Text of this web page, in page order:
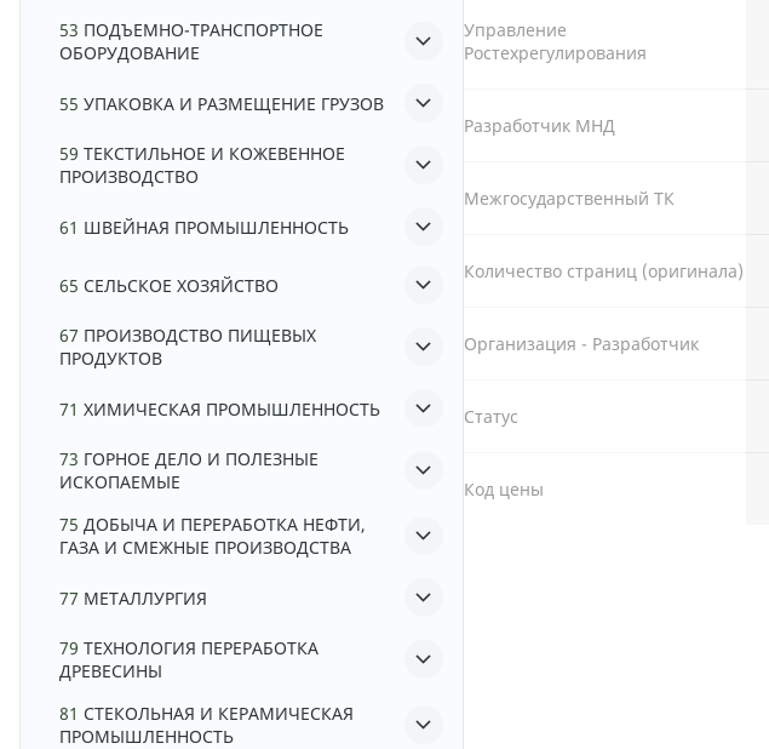
53 ПОДЪЕМНО-ТРАНСПОРТНОЕ
ОБОРУДОВАНИЕ
55 УПАКОВКА И РАЗМЕЩЕНИЕ ГРУЗОВ
59 ТЕКСТИЛЬНОЕ И КОЖЕВЕННОЕ
ПРОИЗВОДСТВО
61 ШВЕЙНАЯ ПРОМЫШЛЕННОСТЬ
65 СЕЛЬСКОЕ ХОЗЯЙСТВО
67 ПРОИЗВОДСТВО ПИЩЕВЫХ
ПРОДУКТОВ
71 ХИМИЧЕСКАЯ ПРОМЫШЛЕННОСТЬ
73 ГОРНОЕ ДЕЛО И ПОЛЕЗНЫЕ
ИСКОПАЕМЫЕ
75 ДОБЫЧА И ПЕРЕРАБОТКА НЕФТИ,
ГАЗА И СМЕЖНЫЕ ПРОИЗВОДСТВА
77 МЕТАЛЛУРГИЯ
79 ТЕХНОЛОГИЯ ПЕРЕРАБОТКА
ДРЕВЕСИНЫ
81 СТЕКОЛЬНАЯ И КЕРАМИЧЕСКАЯ
ПРОМЫШЛЕННОСТЬ
Управление
Ростехрегулирования
Разработчик МНД
Межгосударственный ТК
Количество страниц (оригинала)
Организация - Разработчик
Статус
Код цены